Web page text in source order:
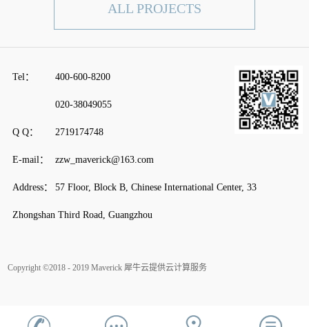
ALL PROJECTS
Tel： 400-600-8200
020-38049055
Q Q： 2719174748
E-mail： zzw_maverick@163.com
Address： 57 Floor, Block B, Chinese International Center, 33
Zhongshan Third Road, Guangzhou
Copyright ©2018 - 2019 Maverick 犀牛云提供云计算服务